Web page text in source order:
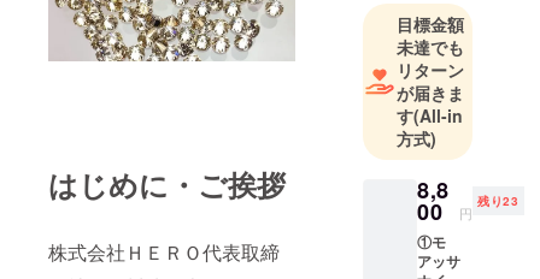
はじめに・ご挨拶
株式会社ＨＥＲＯ代表取締
ります。目標金額
未達でも
リターン
が届きま
す(All-in
方式)
8,8
00 円
残り23
①モ
アッサ